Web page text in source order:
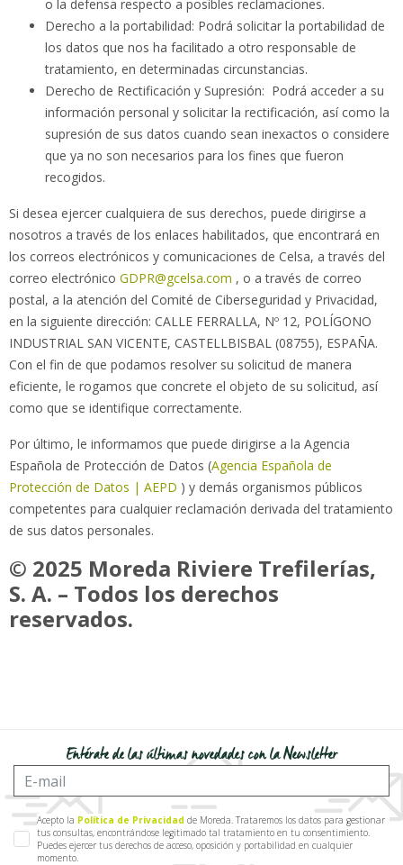
o la defensa respecto a posibles reclamaciones.
Derecho a la portabilidad: Podrá solicitar la portabilidad de
los datos que nos ha facilitado a otro responsable de
tratamiento, en determinadas circunstancias.
Derecho de Rectificación y Supresión: Podrá acceder a su
información personal y solicitar la rectificación, así como la
supresión de sus datos cuando sean inexactos o considere
que ya no son necesarios para los fines que fueron
recogidos.
Si desea ejercer cualquiera de sus derechos, puede dirigirse a
nosotros a través de los enlaces habilitados, que encontrará en
los correos electrónicos y comunicaciones de Celsa, a través del
correo electrónico GDPR@gcelsa.com , o a través de correo
postal, a la atención del Comité de Ciberseguridad y Privacidad,
en la siguiente dirección: CALLE FERRALLA, Nº 12, POLÍGONO
INDUSTRIAL SAN VICENTE, CASTELLBISBAL (08755), ESPAÑA.
Con el fin de que podamos resolver su solicitud de manera
eficiente, le rogamos que concrete el objeto de su solicitud, así
como que se identifique correctamente.
Por último, le informamos que puede dirigirse a la Agencia
Española de Protección de Datos (Agencia Española de
Protección de Datos | AEPD ) y demás organismos públicos
competentes para cualquier reclamación derivada del tratamiento
de sus datos personales.
© 2025 Moreda Riviere Trefilerías,
S. A. – Todos los derechos
reservados.
Entérate de las últimas novedades con la Newsletter
Acepto la Política de Privacidad de Moreda. Trataremos los datos para gestionar
tus consultas, encontrándose legitimado tal tratamiento en tu consentimiento.
Puedes ejercer tus derechos de acceso, oposición y portabilidad en cualquier
momento.